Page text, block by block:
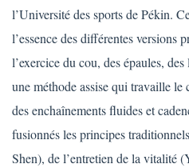
l’Université des sports de Pékin.
l’essence des différentes versions
l’exercice du cou, des épaules,
une méthode assise qui travaille le
des enchaînements fluides et
fusionnés les principes
Shen), de l’entretien de la vitalité